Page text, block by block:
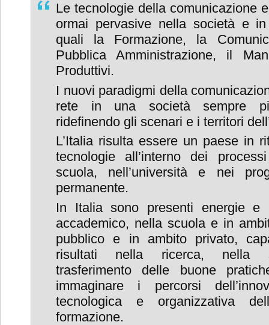
Le tecnologie della comunicazione
ormai pervasive nella società e
quali la Formazione, la
Pubblica Amministrazione, il
Produttivi.
I nuovi paradigmi della
rete in una società sempre
ridefinendo gli scenari e i territori
L’Italia risulta essere un paese in
tecnologie all’interno dei
scuola, nell’università e nei
permanente.
In Italia sono presenti energie e
accademico, nella scuola e in
pubblico e in ambito privato,
risultati nella ricerca, nella
trasferimento delle buone
immaginare i percorsi
tecnologica e organizzativa
formazione.